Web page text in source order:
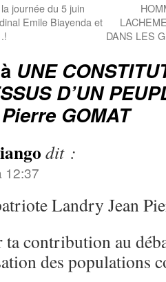
journée du 5 juin
Emile Biayenda et
DANS LES
UNE
D’UN
GOMAT
dit :
12:37
Landry Jean
contribution au
des populations